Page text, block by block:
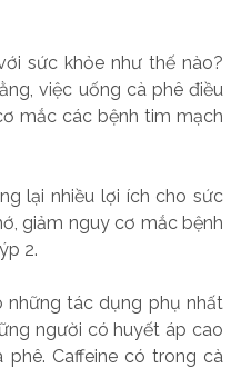
sức khỏe như thế nào?
việc uống cà phê điều
mắc các bệnh tim mạch
lại nhiều lợi ích cho sức
giảm nguy cơ mắc bệnh
2.
những tác dụng phụ nhất
người có huyết áp cao
Caffeine có trong cà